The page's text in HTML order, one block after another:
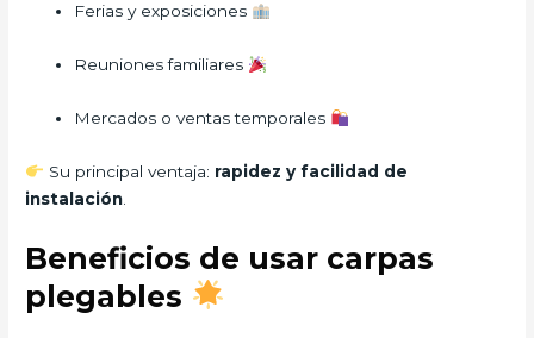
Ferias y exposiciones
Reuniones familiares
Mercados o ventas temporales
Su principal ventaja: rapidez y facilidad de
instalación
Beneficios de usar carpas
plegables